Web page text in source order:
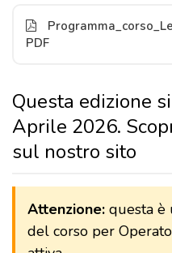
PDF
Questa edizione
Aprile 2026.
sul nostro sito
Attenzione: questa è
del corso per